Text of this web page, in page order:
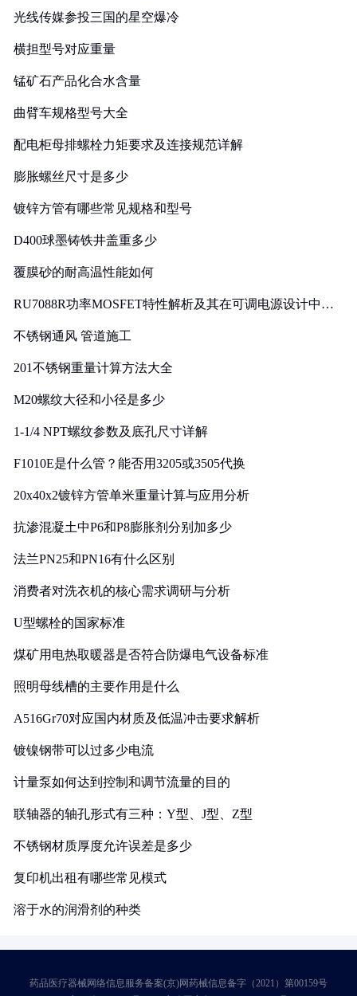
光线传媒参投三国的星空爆冷
横担型号对应重量
锰矿石产品化合水含量
曲臂车规格型号大全
配电柜母排螺栓力矩要求及连接规范详解
膨胀螺丝尺寸是多少
镀锌方管有哪些常见规格和型号
D400球墨铸铁井盖重多少
覆膜砂的耐高温性能如何
RU7088R功率MOSFET特性解析及其在可调电源设计中的
不锈钢通风 管道施工
201不锈钢重量计算方法大全
M20螺纹大径和小径是多少
1-1/4 NPT螺纹参数及底孔尺寸详解
F1010E是什么管？能否用3205或3505代换
20x40x2镀锌方管单米重量计算与应用分析
抗渗混凝土中P6和P8膨胀剂分别加多少
法兰PN25和PN16有什么区别
消费者对洗衣机的核心需求调研与分析
U型螺栓的国家标准
煤矿用电热取暖器是否符合防爆电气设备标准
照明母线槽的主要作用是什么
A516Gr70对应国内材质及低温冲击要求解析
镀镍钢带可以过多少电流
计量泵如何达到控制和调节流量的目的
联轴器的轴孔形式有三种：Y型、J型、Z型
不锈钢材质厚度允许误差是多少
复印机出租有哪些常见模式
溶于水的润滑剂的种类
药品医疗器械网络信息服务备案(京)网药械信息备字（2021）第00159号